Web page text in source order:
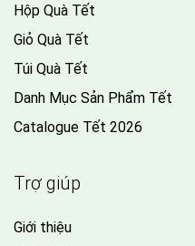
Hộp Quà Tết
Giỏ Quà Tết
Túi Quà Tết
Danh Mục Sản Phẩm Tết
Catalogue Tết 2026
Trợ giúp
Giới thiệu